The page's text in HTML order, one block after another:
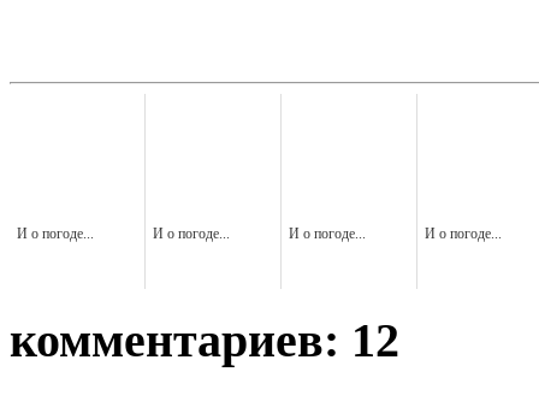
И о погоде... И о погоде... И о погоде... И о погоде...
комментариев: 12